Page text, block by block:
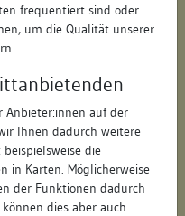
frequentiert sind oder
um die Qualität unserer
Anbieter:innen auf der
Ihnen dadurch weitere
die
in Karten. Möglicherweise
der Funktionen dadurch
dies aber auch
(Landkreis)